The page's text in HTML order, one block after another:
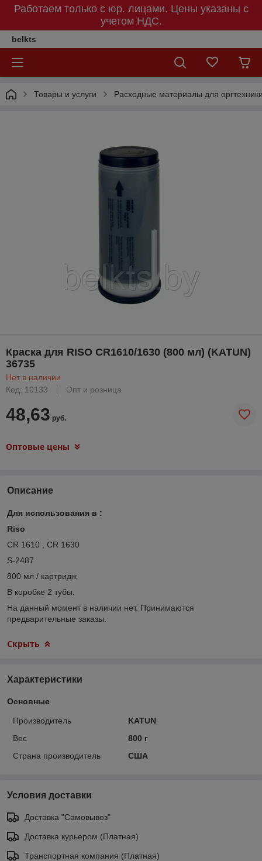
Работаем только с юр. лицами. Цены указаны c
учетом НДС.
belkts
Товары и услуги Расходные материалы для
Краска для RISO CR1610/1630 (800 мл) (KATUN)
36735
Нет в наличии
Код: 10133
Опт и розница
48,63 руб.
Оптовые цены
Описание
Для использования в :
Riso
CR 1610 , CR 1630
S-2487
800 мл / картридж
В коробке 2 тубы.
На данный момент в наличии нет. Принимаются
предварительные заказы.
Скрыть
Характеристики
Основные
Производитель
KATUN
Вес
800 г
Страна производитель
США
Условия доставки
Доставка "Самовывоз"
Доставка курьером (Платная)
Транспортная компания (Платная)